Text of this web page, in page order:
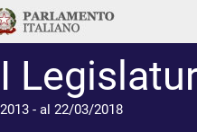
- al 22/03/2018